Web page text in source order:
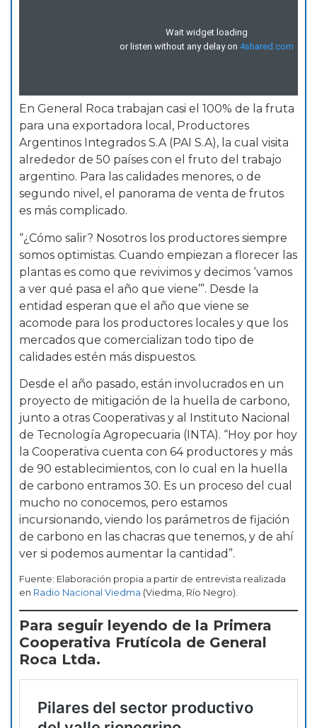
En General Roca trabajan casi el 100% de la fruta
para una exportadora local, Productores
Argentinos Integrados S.A (PAI S.A), la cual visita
alrededor de 50 países con el fruto del trabajo
argentino. Para las calidades menores, o de
segundo nivel, el panorama de venta de frutos
es más complicado.
“¿Cómo salir? Nosotros los productores siempre
somos optimistas. Cuando empiezan a florecer las
plantas es como que revivimos y decimos ‘vamos
a ver qué pasa el año que viene’”. Desde la
entidad esperan que el año que viene se
acomode para los productores locales y que los
mercados que comercializan todo tipo de
calidades estén más dispuestos.
Desde el año pasado, están involucrados en un
proyecto de mitigación de la huella de carbono,
junto a otras Cooperativas y al Instituto Nacional
de Tecnología Agropecuaria (INTA). “Hoy por hoy
la Cooperativa cuenta con 64 productores y más
de 90 establecimientos, con lo cual en la huella
de carbono entramos 30. Es un proceso del cual
mucho no conocemos, pero estamos
incursionando, viendo los parámetros de fijación
de carbono en las chacras que tenemos, y de ahí
ver si podemos aumentar la cantidad”.
Fuente: Elaboración propia a partir de entrevista realizada
en Radio Nacional Viedma (Viedma, Río Negro).
Para seguir leyendo de la Primera
Cooperativa Frutícola de General
Roca Ltda.